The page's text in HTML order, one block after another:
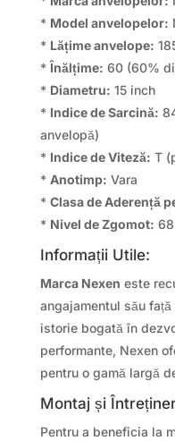
* Model anvelopelor:
* Lățime anvelope:
*Înălțime: 60 (60%
* Diametru: 15 inch
* Indice de Sarcină:
anvelopă)
* Indice de Viteză: T
* Anotimp: Vara
* Clasa de Aderență
* Nivel de Zgomot:
Informații Utile:
Marca Nexen este
angajamentul său
istorie bogată în
performante, Nexen
pentru o gamă largă
Montaj și
Pentru a beneficia la